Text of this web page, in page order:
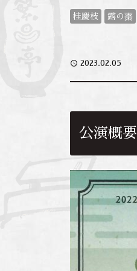
桂慶枝 露の棗
access_time 2023.02.05
公演概要